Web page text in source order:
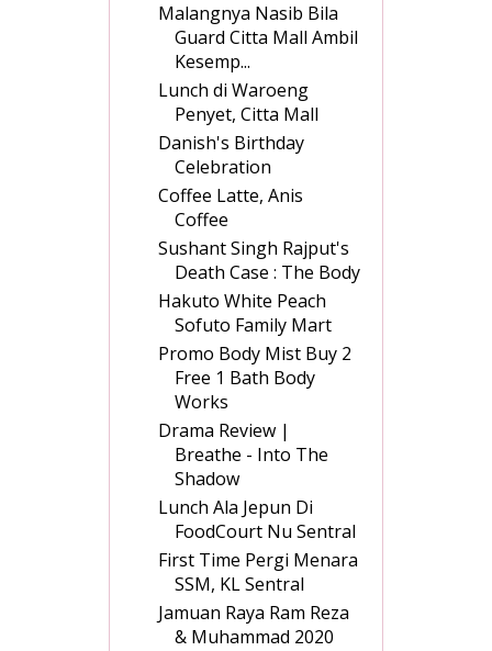
Malangnya Nasib Bila
Guard Citta Mall Ambil
Kesemp...
Lunch di Waroeng
Penyet, Citta Mall
Danish's Birthday
Celebration
Coffee Latte, Anis
Coffee
Sushant Singh Rajput's
Death Case : The Body
Hakuto White Peach
Sofuto Family Mart
Promo Body Mist Buy 2
Free 1 Bath Body
Works
Drama Review |
Breathe - Into The
Shadow
Lunch Ala Jepun Di
FoodCourt Nu Sentral
First Time Pergi Menara
SSM, KL Sentral
Jamuan Raya Ram Reza
& Muhammad 2020